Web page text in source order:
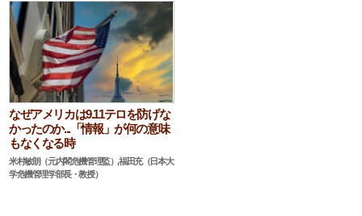
なぜアメリカは9.11テロを防げな
かったのか...「情報」が何の意味
もなくなる時
米村敏朗（元内閣危機管理監）,福田充（日本大
学危機管理学部長・教授）